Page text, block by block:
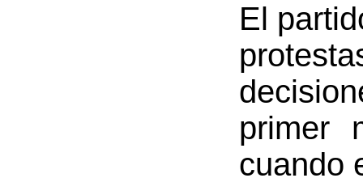
El
primer
cuando